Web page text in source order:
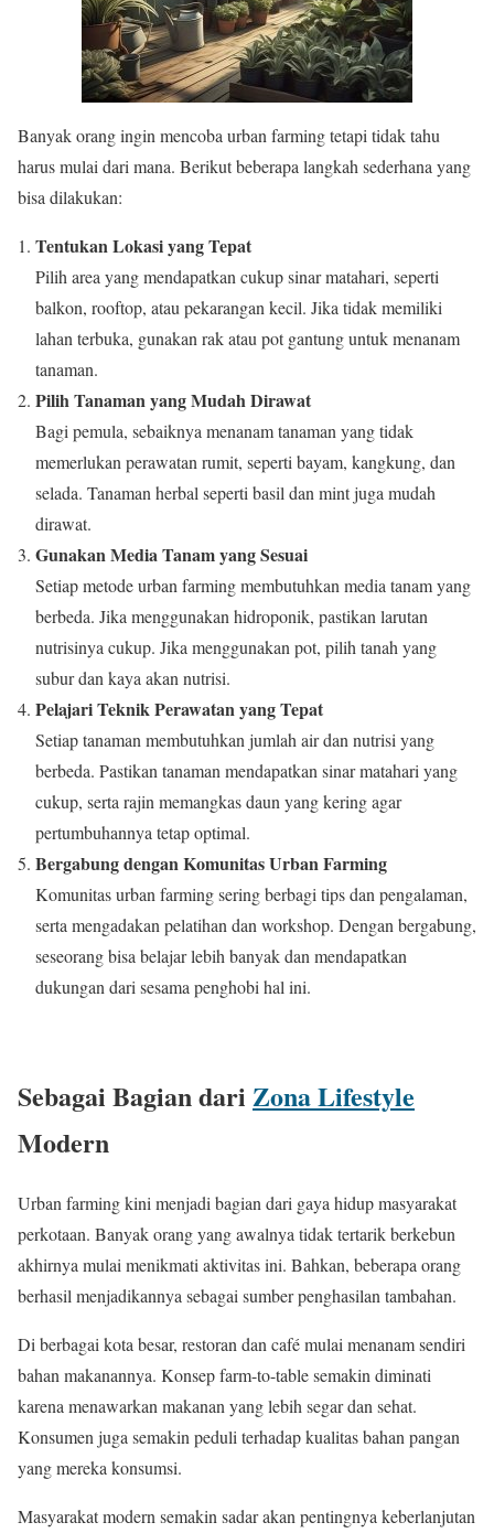
Banyak orang ingin mencoba urban farming tetapi tidak tahu
harus mulai dari mana. Berikut beberapa langkah sederhana yang
bisa dilakukan:
Tentukan Lokasi yang Tepat
Pilih area yang mendapatkan cukup sinar matahari, seperti
balkon, rooftop, atau pekarangan kecil. Jika tidak memiliki
lahan terbuka, gunakan rak atau pot gantung untuk menanam
tanaman.
Pilih Tanaman yang Mudah Dirawat
Bagi pemula, sebaiknya menanam tanaman yang tidak
memerlukan perawatan rumit, seperti bayam, kangkung, dan
selada. Tanaman herbal seperti basil dan mint juga mudah
dirawat.
Gunakan Media Tanam yang Sesuai
Setiap metode urban farming membutuhkan media tanam yang
berbeda. Jika menggunakan hidroponik, pastikan larutan
nutrisinya cukup. Jika menggunakan pot, pilih tanah yang
subur dan kaya akan nutrisi.
Pelajari Teknik Perawatan yang Tepat
Setiap tanaman membutuhkan jumlah air dan nutrisi yang
berbeda. Pastikan tanaman mendapatkan sinar matahari yang
cukup, serta rajin memangkas daun yang kering agar
pertumbuhannya tetap optimal.
Bergabung dengan Komunitas Urban Farming
Komunitas urban farming sering berbagi tips dan pengalaman,
serta mengadakan pelatihan dan workshop. Dengan bergabung,
seseorang bisa belajar lebih banyak dan mendapatkan
dukungan dari sesama penghobi hal ini.
Sebagai Bagian dari Zona Lifestyle
Modern
Urban farming kini menjadi bagian dari gaya hidup masyarakat
perkotaan. Banyak orang yang awalnya tidak tertarik berkebun
akhirnya mulai menikmati aktivitas ini. Bahkan, beberapa orang
berhasil menjadikannya sebagai sumber penghasilan tambahan.
Di berbagai kota besar, restoran dan café mulai menanam sendiri
bahan makanannya. Konsep farm-to-table semakin diminati
karena menawarkan makanan yang lebih segar dan sehat.
Konsumen juga semakin peduli terhadap kualitas bahan pangan
yang mereka konsumsi.
Masyarakat modern semakin sadar akan pentingnya keberlanjutan